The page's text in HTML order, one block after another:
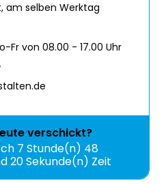
am selben Werktag
Fr von 08.00 - 17.00 Uhr
verschickt?
7 Stunde(n) 48
20 Sekunde(n) Zeit